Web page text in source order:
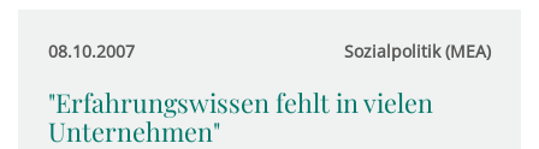
08.10.2007 Sozialpolitik (MEA)
"Erfahrungswissen fehlt in vielen
Unternehmen"